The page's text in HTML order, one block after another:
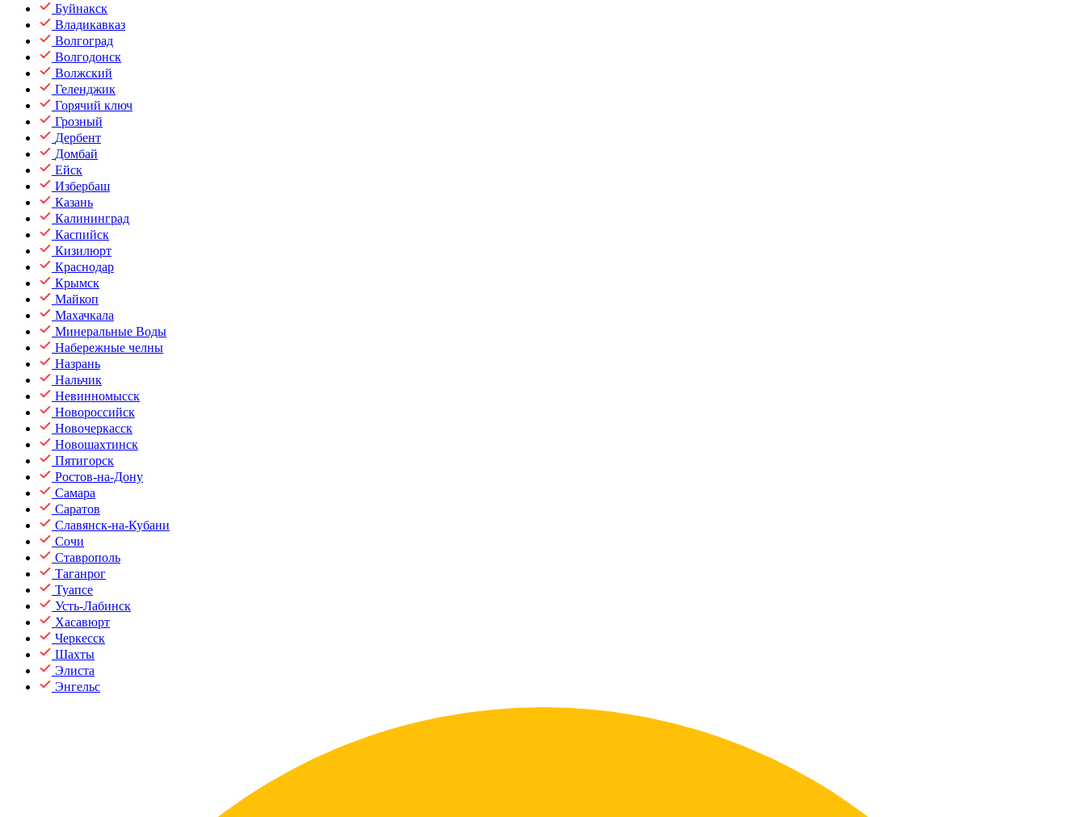
Буйнакск
Владикавказ
Волгоград
Волгодонск
Волжский
Геленджик
Горячий ключ
Грозный
Дербент
Домбай
Ейск
Избербаш
Казань
Калининград
Каспийск
Кизилюрт
Краснодар
Крымск
Майкоп
Махачкала
Минеральные Воды
Набережные челны
Назрань
Нальчик
Невинномысск
Новороссийск
Новочеркасск
Новошахтинск
Пятигорск
Ростов-на-Дону
Самара
Саратов
Славянск-на-Кубани
Сочи
Ставрополь
Таганрог
Туапсе
Усть-Лабинск
Хасавюрт
Черкесск
Шахты
Элиста
Энгельс